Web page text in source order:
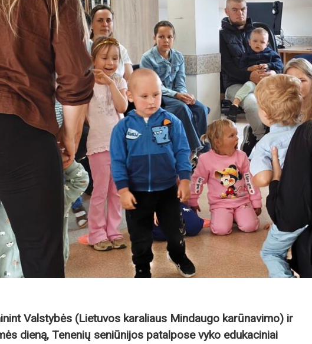
Valstybės (Lietuvos karaliaus Mindaugo karūnavimo) ir
dieną, Tenenių seniūnijos patalpose vyko edukaciniai